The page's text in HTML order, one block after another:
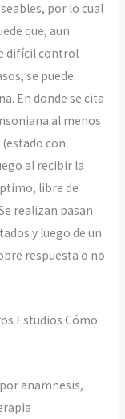
por lo cual
que, aun
difícil control
se puede
En donde se cita
al menos
(estado con
al recibir la
libre de
realizan pasan
y luego de un
respuesta o no
Estudios Cómo
anamnesis,